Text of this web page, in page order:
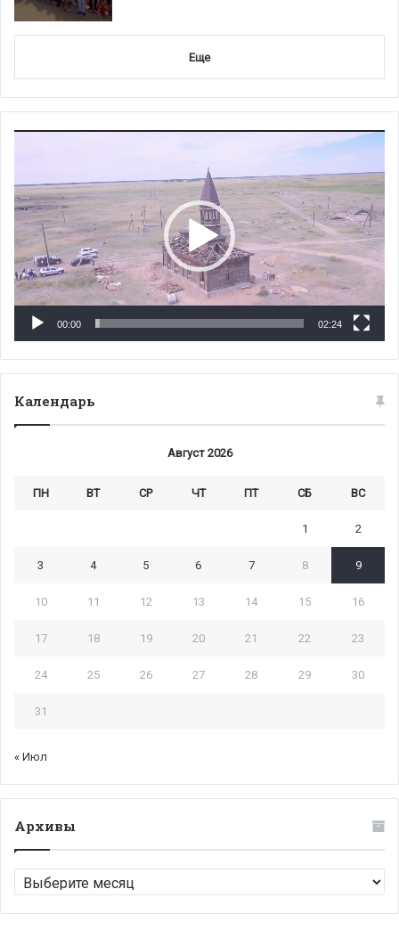
Еще
00:00 02:24
Календарь
Август 2026
ПН ВТ СР ЧТ ПТ СБ ВС
1 2
3 4 5 6 7 8 9
10 11 12 13 14 15 16
17 18 19 20 21 22 23
24 25 26 27 28 29 30
31
« Июл
Архивы
Архивы